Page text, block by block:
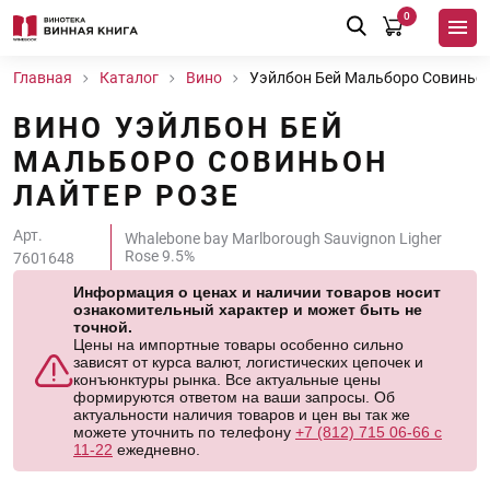
0
Главная Каталог Вино Уэйлбон Бей Мальборо
ВИНО УЭЙЛБОН БЕЙ
МАЛЬБОРО СОВИНЬОН
ЛАЙТЕР РОЗЕ
Арт.
7601648
Whalebone bay Marlborough Sauvignon Ligher
Rose 9.5%
Информация о ценах и наличии товаров носит
ознакомительный характер и может быть не
точной.
Цены на импортные товары особенно сильно
зависят от курса валют, логистических цепочек и
конъюнктуры рынка. Все актуальные цены
формируются ответом на ваши запросы. Об
актуальности наличия товаров и цен вы так же
можете уточнить по телефону +7 (812) 715 06-66 с
11-22 ежедневно.